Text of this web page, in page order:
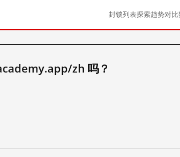
封锁列表探索趋势对比
zh 吗？